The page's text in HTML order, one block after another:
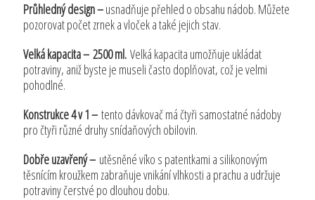
Průhledný design –usnadňuje přehled o obsahu nádob. Můžete
pozorovat počet zrnek a vloček a také jejich stav.
Velká kapacita – 2500 ml. Velká kapacita umožňuje ukládat
potraviny, aniž byste je museli často doplňovat, což je velmi
pohodlné.
Konstrukce 4 v 1 – tento dávkovač má čtyři samostatné nádoby
pro čtyři různé druhy snídaňových obilovin.
Dobře uzavřený – utěsněné víko s patentkami a silikonovým
těsnícím kroužkem zabraňuje vnikání vlhkosti a prachu a udržuje
potraviny čerstvé po dlouhou dobu.